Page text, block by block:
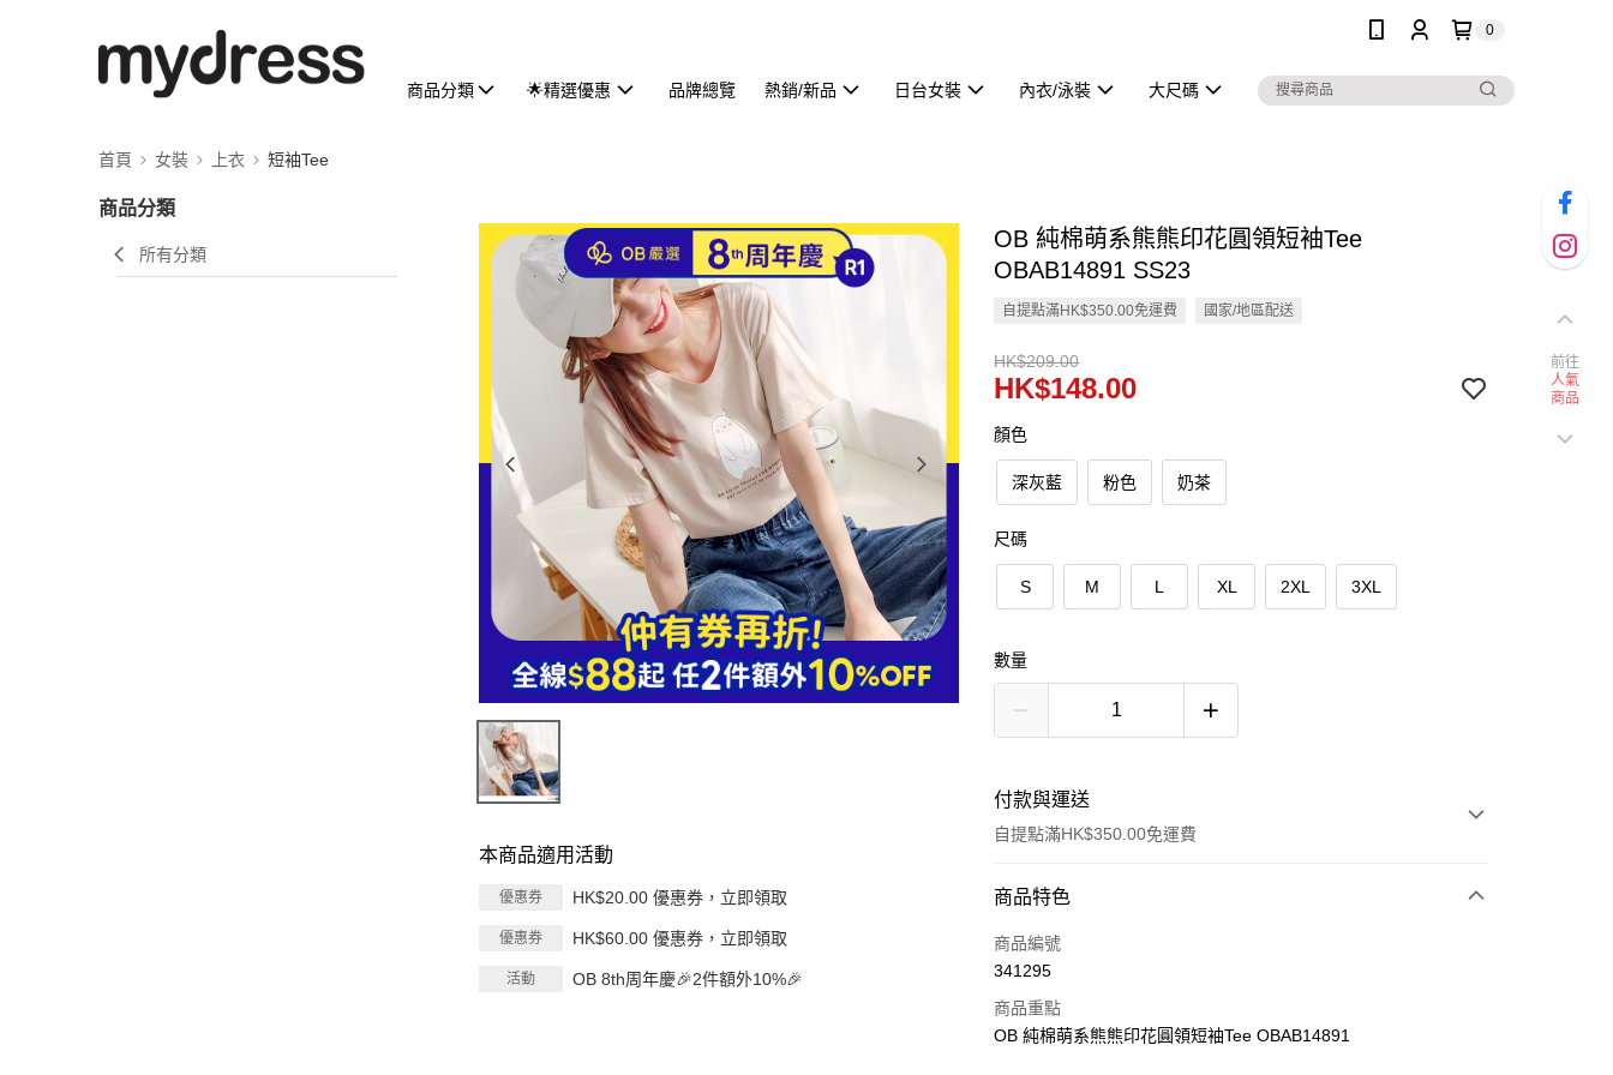
0
商品分類 🌟精選優惠 品牌總覽 熱銷/新品 日台女裝 內衣/泳裝 大尺碼
首頁 女裝 上衣 短袖Tee
商品分類
所有分類
本商品適用活動
優惠券 HK$20.00 優惠券，立即領取
優惠券 HK$60.00 優惠券，立即領取
活動 OB 8th周年慶🎉2件額外10%🎉
OB 純棉萌系熊熊印花圓領短袖Tee
OBAB14891 SS23
自提點滿HK$350.00免運費 國家/地區配送
HK$209.00
HK$148.00
顏色
深灰藍 粉色 奶茶
尺碼
S M L XL 2XL 3XL
數量
付款與運送
自提點滿HK$350.00免運費
付款方式
信用卡
AlipayHK
商品特色
商品編號
341295
商品重點
OB 純棉萌系熊熊印花圓領短袖Tee OBAB14891
前往
人氣
商品